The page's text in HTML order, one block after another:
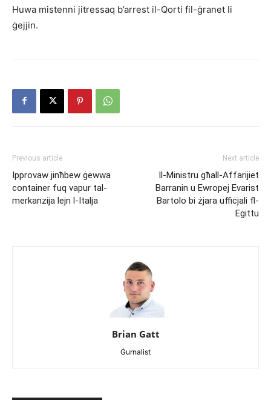
Huwa mistenni jitressaq b’arrest il-Qorti fil-ġranet li
ġejjin.
Previous article
Ipprovaw jinħbew ġewwa
container fuq vapur tal-
merkanzija lejn l-Italja
Next article
Il-Ministru għall-Affarijiet
Barranin u Ewropej Evarist
Bartolo bi żjara uffiċjali fl-
Eġittu
Brian Gatt
Ġurnalist